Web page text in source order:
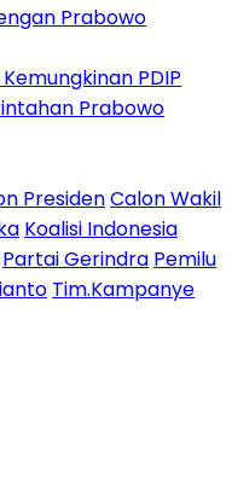
Prabowo
PDIP
Prabowo
PresidenCalon Wakil
Koalisi Indonesia
Partai Gerindra Pemilu
Tim.Kampanye